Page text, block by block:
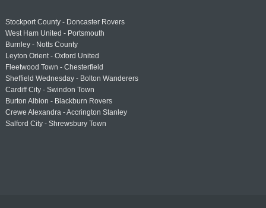
Stockport County - Doncaster Rovers
West Ham United - Portsmouth
Burnley - Notts County
Leyton Orient - Oxford United
Fleetwood Town - Chesterfield
Sheffield Wednesday - Bolton Wanderers
Cardiff City - Swindon Town
Burton Albion - Blackburn Rovers
Crewe Alexandra - Accrington Stanley
Salford City - Shrewsbury Town